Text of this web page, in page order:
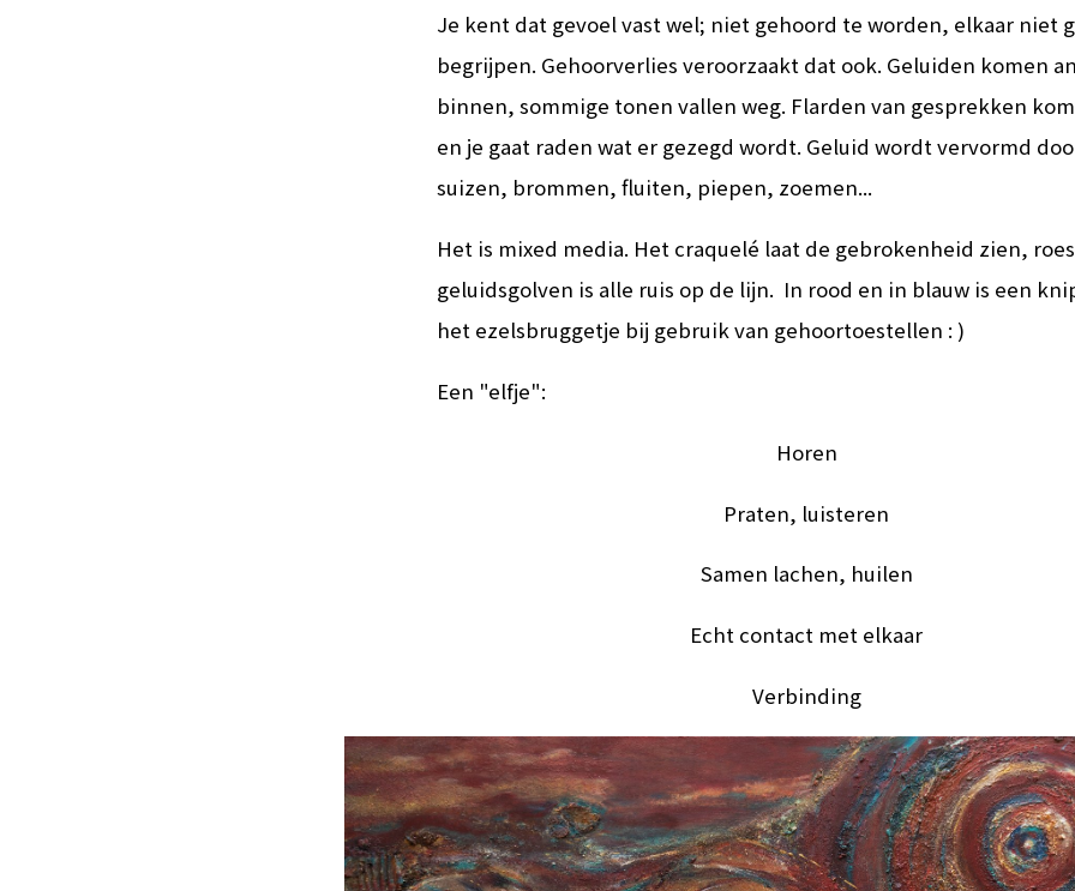
Je kent dat gevoel vast wel; niet gehoord te worden, elkaar niet
begrijpen. Gehoorverlies veroorzaakt dat ook. Geluiden komen
binnen, sommige tonen vallen weg. Flarden van gesprekken
en je gaat raden wat er gezegd wordt. Geluid wordt vervormd
suizen, brommen, fluiten, piepen, zoemen...
Het is mixed media. Het craquelé laat de gebrokenheid zien,
geluidsgolven is alle ruis op de lijn. In rood en in blauw is een
het ezelsbruggetje bij gebruik van gehoortoestellen : )
Een "elfje":
Horen
Praten, luisteren
Samen lachen, huilen
Echt contact met elkaar
Verbinding